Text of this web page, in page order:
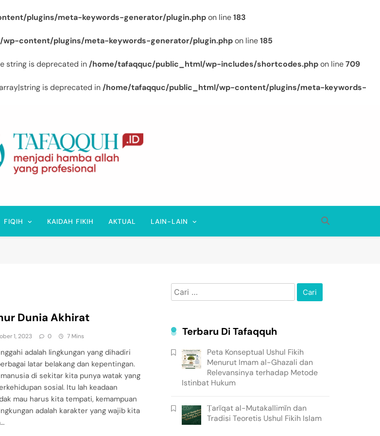
plugins/meta-keywords-generator/plugin.phpon line183
content/plugins/meta-keywords-generator/plugin.phpon line185
string is deprecated in /home/tafaqquc/public_html/wp-includes/shortcodes.phpon line709
is deprecated in /home/tafaqquc/public_html/wp-content/plugins/meta-keywords-
FIQIH KAIDAH FIKIH AKTUAL LAIN-LAIN
Dunia Akhirat
1, 2023 0 7 Mins
adalah lingkungan yang dihadiri
latar belakang dan kepentingan.
di sekitar kita punya watak yang
sosial. Itu lah keadaan
mau harus kita tempati, kemampuan
adalah karakter yang wajib kita
Cari
untuk:
Terbaru Di Tafaqquh
Peta Konseptual Ushul Fikih
Menurut Imam al-Ghazali dan
Relevansinya terhadap Metode
Istinbat Hukum
Ṭarīqat al-Mutakallimīn dan
Tradisi Teoretis Ushul Fikih Islam